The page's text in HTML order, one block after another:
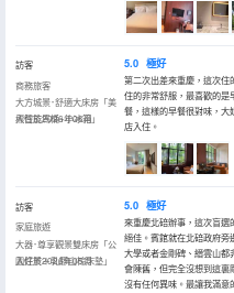
訪客
商務旅客
大方城景･舒適大床房「美
標智能馬桶+小冰箱」
入住於2026年06月
5.0 極好
第二次出差來重慶，這次住
住的非常舒服，最喜歡的是
餐，這樣的早餐很對味，大
店入住。
訪客
家庭旅遊
大器･尊享觀景雙床房「公
園好景＋乳膠山棕床墊」
入住於2026年05月
5.0 極好
來重慶北碚辦事，這次盲選
絕佳。賓館就在北碚政府旁
大學或者金剛碑、縉雲山都
會陳舊，但完全沒想到這裏
沒有任何異味。最讓我滿意